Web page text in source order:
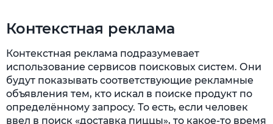
Контекстная реклама
Контекстная реклама подразумевает
использование сервисов поисковых систем. Они
будут показывать соответствующие рекламные
объявления тем, кто искал в поиске продукт по
определённому запросу. То есть, если человек
ввел в поиск «доставка пиццы», то какое-то время